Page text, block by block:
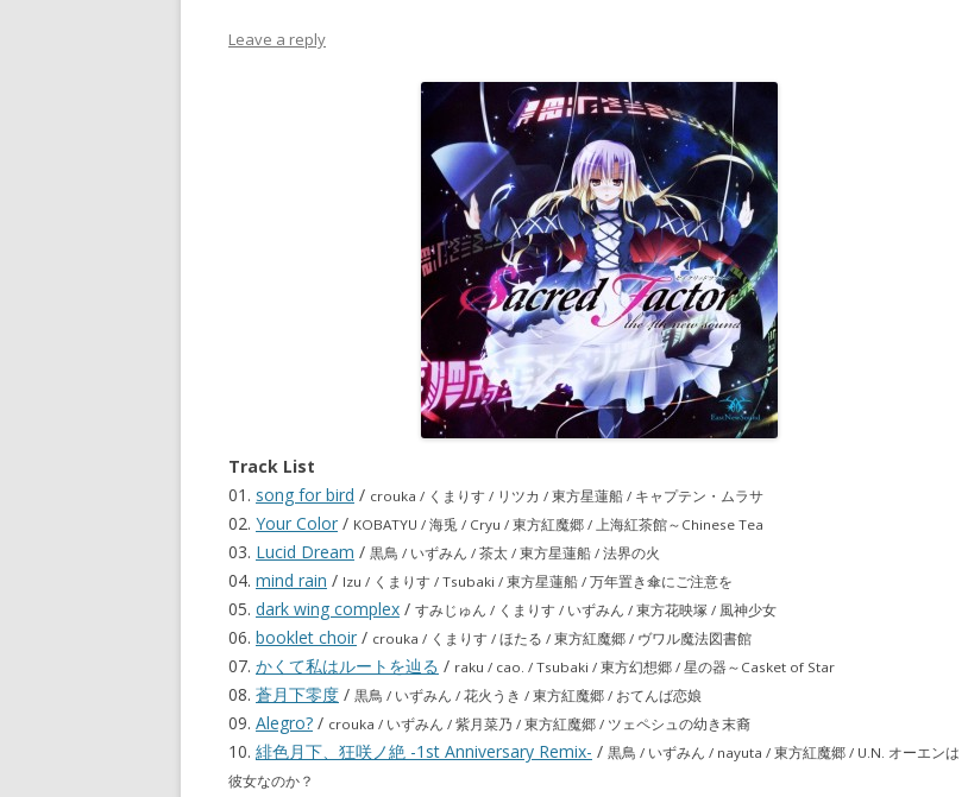
Leave a reply
Track List
01. song for bird / crouka / くまりす / リツカ / 東方星蓮船 / キャプテン・ムラサ
02. Your Color / KOBATYU / 海兎 / Cryu / 東方紅魔郷 / 上海紅茶館～Chinese Tea
03. Lucid Dream / 黒鳥 / いずみん / 茶太 / 東方星蓮船 / 法界の火
04. mind rain / Izu / くまりす / Tsubaki / 東方星蓮船 / 万年置き傘にご注意を
05. dark wing complex / すみじゅん / くまりす / いずみん / 東方花映塚 / 風神少女
06. booklet choir / crouka / くまりす / ほたる / 東方紅魔郷 / ヴワル魔法図書館
07. かくて私はルートを辿る / raku / cao. / Tsubaki / 東方幻想郷 / 星の器～Casket of Star
08. 蒼月下零度 / 黒鳥 / いずみん / 花火うき / 東方紅魔郷 / おてんば恋娘
09. Alegro? / crouka / いずみん / 紫月菜乃 / 東方紅魔郷 / ツェペシュの幼き末裔
10. 緋色月下、狂咲ノ絶 -1st Anniversary Remix- / 黒鳥 / いずみん / nayuta / 東方紅魔郷 / U.N. オーエンは
彼女なのか？